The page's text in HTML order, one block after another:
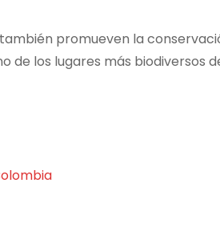
promueven la
de los lugares más biodiversos